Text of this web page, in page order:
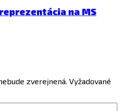
na MS
zverejnená. Vyžadované